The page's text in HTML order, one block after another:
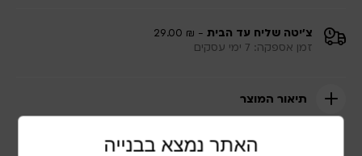
צ'יטה שליח עד הבית - ₪ 29.00
זמן אספקה: 7 ימי עסקים
תיאור המוצר
האתר נמצא בבנייה